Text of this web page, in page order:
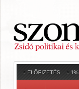
ELŐFIZETÉS 1%